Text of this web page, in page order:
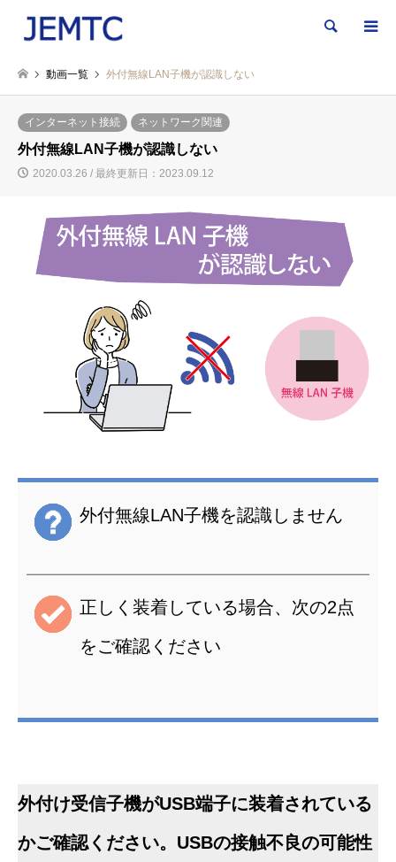
検索
動画一覧 外付無線LAN子機が認識しない
インターネット接続 ネットワーク関連
外付無線LAN子機が認識しない
2020.03.26 / 最終更新日：2023.09.12
外付無線LAN子機を認識しません
正しく装着している場合、次の2点
をご確認ください
外付け受信子機がUSB端子に装着されている
かご確認ください。USBの接触不良の可能性